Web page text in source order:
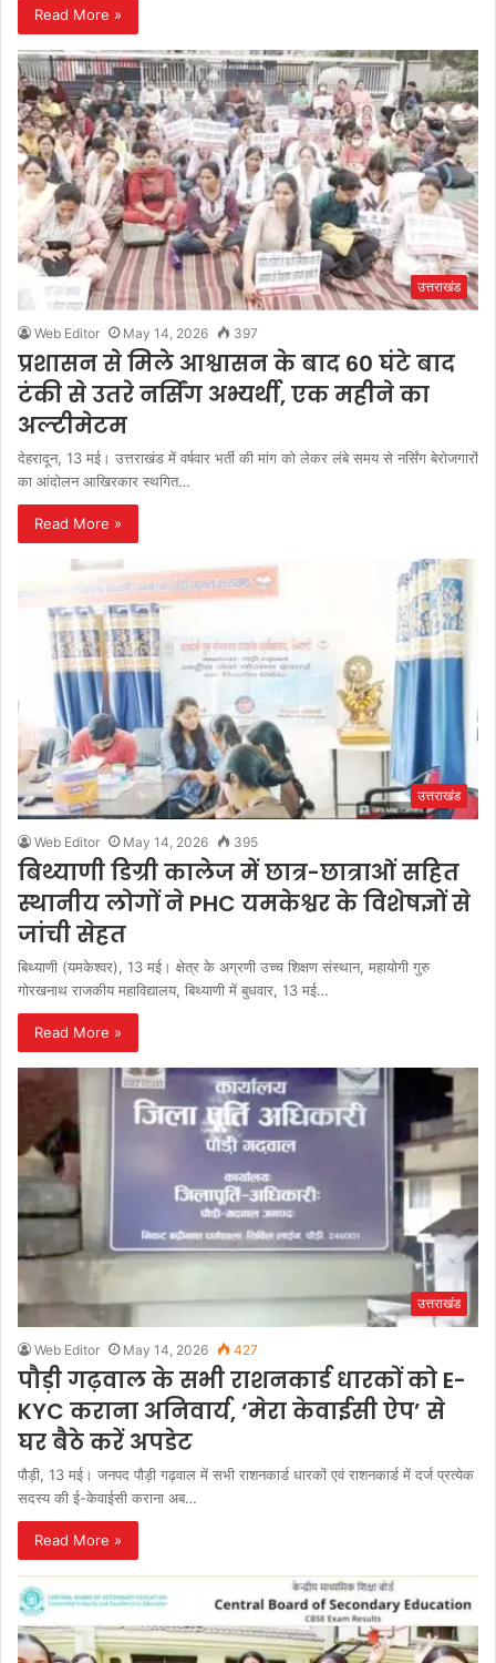
Read More »
उत्तराखंड
Web Editor May 14, 2026 397
प्रशासन से मिले आश्वासन के बाद 60 घंटे बाद
टंकी से उतरे नर्सिंग अभ्यर्थी, एक महीने का
अल्टीमेटम
देहरादून, 13 मई। उत्तराखंड में वर्षवार भर्ती की मांग को लेकर लंबे समय से नर्सिंग बेरोजगारों
का आंदोलन आखिरकार स्थगित…
Read More »
उत्तराखंड
Web Editor May 14, 2026 395
बिथ्याणी डिग्री कालेज में छात्र-छात्राओं सहित
स्थानीय लोगों ने PHC यमकेश्वर के विशेषज्ञों से
जांची सेहत
​बिथ्याणी (यमकेश्वर), 13 मई। क्षेत्र के अग्रणी उच्च शिक्षण संस्थान, महायोगी गुरु
गोरखनाथ राजकीय महाविद्यालय, बिथ्याणी में बुधवार, 13 मई…
Read More »
उत्तराखंड
Web Editor May 14, 2026 427
पौड़ी गढ़वाल के सभी राशनकार्ड धारकों को E-
KYC कराना अनिवार्य, ‘मेरा केवाईसी ऐप’ से
घर बैठे करें अपडेट
पौड़ी, 13 मई। जनपद पौड़ी गढ़वाल में सभी राशनकार्ड धारकों एवं राशनकार्ड में दर्ज प्रत्येक
सदस्य की ई-केवाईसी कराना अब…
Read More »